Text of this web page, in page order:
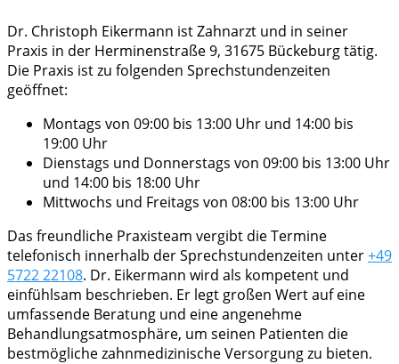
Dr. Christoph Eikermann ist Zahnarzt und in seiner
Praxis in der Herminenstraße 9, 31675 Bückeburg tätig.
Die Praxis ist zu folgenden Sprechstundenzeiten
geöffnet:
Montags von 09:00 bis 13:00 Uhr und 14:00 bis
19:00 Uhr
Dienstags und Donnerstags von 09:00 bis 13:00 Uhr
und 14:00 bis 18:00 Uhr
Mittwochs und Freitags von 08:00 bis 13:00 Uhr
Das freundliche Praxisteam vergibt die Termine
telefonisch innerhalb der Sprechstundenzeiten unter+49
5722 22108. Dr. Eikermann wird als kompetent und
einfühlsam beschrieben. Er legt großen Wert auf eine
umfassende Beratung und eine angenehme
Behandlungsatmosphäre, um seinen Patienten die
bestmögliche zahnmedizinische Versorgung zu bieten.